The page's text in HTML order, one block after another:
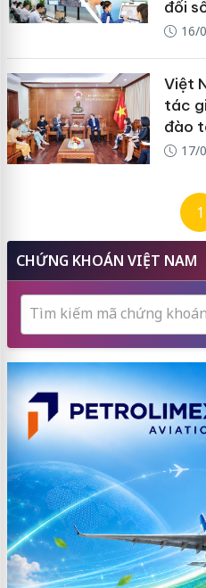
đổi
16/
Việt
tác
đào
17/
1
CHỨNG KHOÁN VIỆT NAM
Tìm kiếm mã chứng